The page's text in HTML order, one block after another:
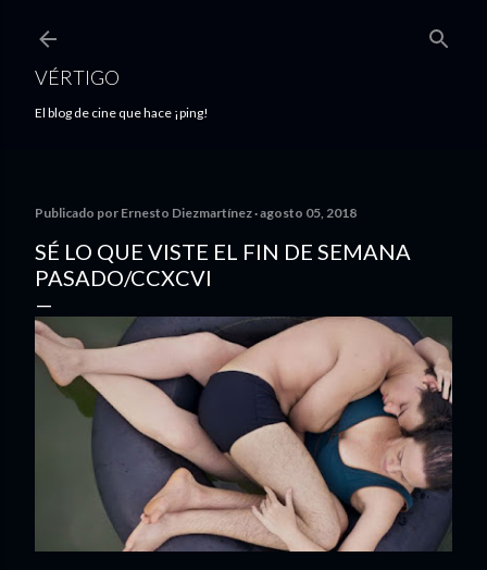
VÉRTIGO
El blog de cine que hace ¡ping!
Publicado por Ernesto Diezmartínez agosto 05, 2018
SÉ LO QUE VISTE EL FIN DE SEMANA
PASADO/CCXCVI